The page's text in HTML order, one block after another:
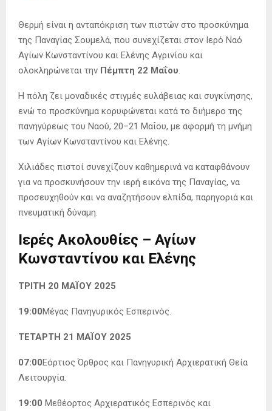
Θερμή είναι η ανταπόκριση των πιστών στο προσκύνημα
της Παναγίας Σουμελά, που συνεχίζεται στον Ιερό Ναό
Αγίων Κωνσταντίνου και Ελένης Αγρινίου και
ολοκληρώνεται την Πέμπτη 22 Μαΐου
Η πόλη ζει μοναδικές στιγμές ευλάβειας και συγκίνησης,
ενώ το προσκύνημα κορυφώνεται κατά το διήμερο της
πανηγύρεως του Ναού, 20–21 Μαΐου, με αφορμή τη μνήμη
των Αγίων Κωνσταντίνου και Ελένης.
Χιλιάδες πιστοί συνεχίζουν καθημερινά να καταφθάνουν
για να προσκυνήσουν την ιερή εικόνα της Παναγίας, να
προσευχηθούν και να αναζητήσουν ελπίδα, παρηγοριά και
πνευματική δύναμη.
Ιερές Ακολουθίες – Αγίων
Κωνσταντίνου και Ελένης
ΤΡΙΤΗ 20 ΜΑΪΟΥ 2025
19:00Μέγας Πανηγυρικός Εσπερινός.
ΤΕΤΑΡΤΗ 21 ΜΑΪΟΥ 2025
07:00Εόρτιος Όρθρος και Πανηγυρική Αρχιερατική Θεία
Λειτουργία.
19:00 Μεθέορτος Αρχιερατικός Εσπερινός και